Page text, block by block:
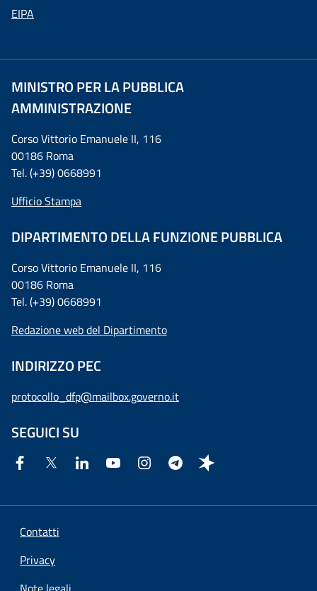
EIPA
MINISTRO PER LA PUBBLICA
AMMINISTRAZIONE
Corso Vittorio Emanuele II, 116
00186 Roma
Tel. (+39) 0668991
Ufficio Stampa
DIPARTIMENTO DELLA FUNZIONE PUBBLICA
Corso Vittorio Emanuele II, 116
00186 Roma
Tel. (+39) 0668991
Redazione web del Dipartimento
INDIRIZZO PEC
protocollo_dfp@mailbox.governo.it
SEGUICI SU
Contatti
Privacy